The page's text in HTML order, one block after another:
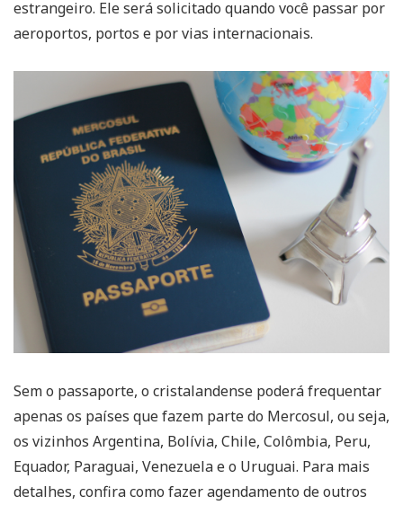
estrangeiro. Ele será solicitado quando você passar por
aeroportos, portos e por vias internacionais.
Sem o passaporte, o cristalandense poderá frequentar
apenas os países que fazem parte do Mercosul, ou seja,
os vizinhos Argentina, Bolívia, Chile, Colômbia, Peru,
Equador, Paraguai, Venezuela e o Uruguai. Para mais
detalhes, confira como fazer agendamento de outros